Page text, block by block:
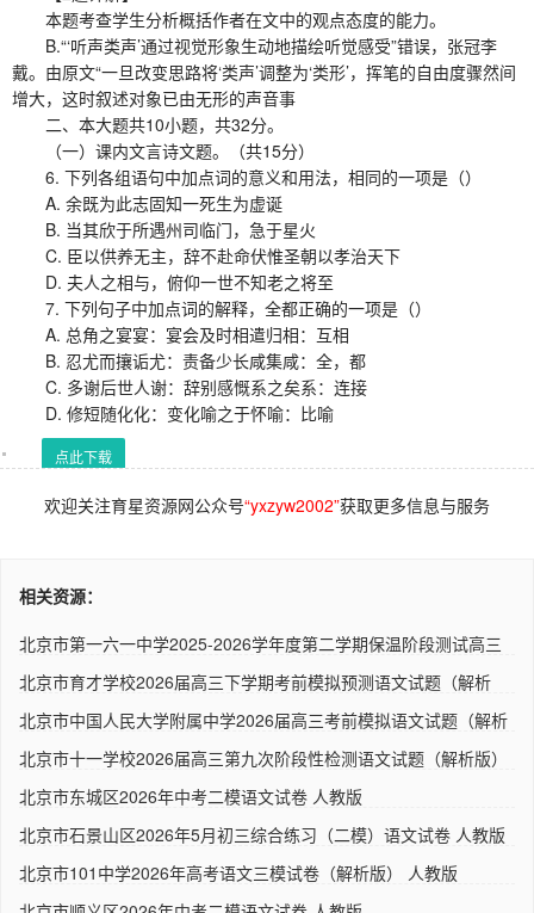
本题考查学生分析概括作者在文中的观点态度的能力。
B.“‘听声类声’通过视觉形象生动地描绘听觉感受”错误，张冠李
戴。由原文“一旦改变思路将‘类声’调整为‘类形’，挥笔的自由度骤然间
增大，这时叙述对象已由无形的声音事
二、本大题共10小题，共32分。
（一）课内文言诗文题。（共15分）
6. 下列各组语句中加点词的意义和用法，相同的一项是（）
A. 余既为此志固知一死生为虚诞
B. 当其欣于所遇州司临门，急于星火
C. 臣以供养无主，辞不赴命伏惟圣朝以孝治天下
D. 夫人之相与，俯仰一世不知老之将至
7. 下列句子中加点词的解释，全都正确的一项是（）
A. 总角之宴宴：宴会及时相遣归相：互相
B. 忍尤而攘诟尤：责备少长咸集咸：全，都
C. 多谢后世人谢：辞别感慨系之矣系：连接
D. 修短随化化：变化喻之于怀喻：比喻
点此下载
欢迎关注育星资源网公众号“yxzyw2002”获取更多信息与服务
相关资源：
北京市第一六一中学2025-2026学年度第二学期保温阶段测试高三
北京市育才学校2026届高三下学期考前模拟预测语文试题（解析
北京市中国人民大学附属中学2026届高三考前模拟语文试题（解析
北京市十一学校2026届高三第九次阶段性检测语文试题（解析版）
北京市东城区2026年中考二模语文试卷 人教版
北京市石景山区2026年5月初三综合练习（二模）语文试卷 人教版
北京市101中学2026年高考语文三模试卷（解析版） 人教版